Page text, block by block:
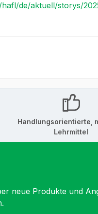
de/aktuell/storys/
Handlungsorientierte,
Lehrmittel
neue Produkte und